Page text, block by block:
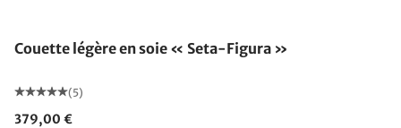
Couette légère en soie « Seta-Figura »
(5)
379,00 €